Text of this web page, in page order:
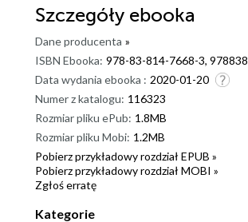
Szczegóły ebooka
Dane producenta »
ISBN Ebooka: 978-83-814-7668-3,
Data wydania ebooka : 2020-01-20
Numer z katalogu: 116323
Rozmiar pliku ePub: 1.8MB
Rozmiar pliku Mobi: 1.2MB
Pobierz przykładowy rozdział EPUB »
Pobierz przykładowy rozdział MOBI »
Zgłoś erratę
Kategorie